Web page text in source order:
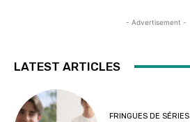
- Advertisement -
LATEST ARTICLES
FRINGUES DE SÉRIES